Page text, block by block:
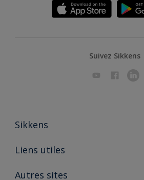
Suivez Sikkens
Sikkens
A propos de Sikkens
Liens utiles
Ouvrir un magasin PASS
Autres sites